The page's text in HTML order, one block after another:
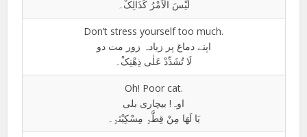
لَیْسَ الْاَمْرُ کَذَالِکْ۔
Don’t stress yourself too much.
اپنے دماغ پر زیادہ زور مت دو
لَا تُشَدِّدْ عَلٰی ذِھْنِکْ۔
Oh! Poor cat.
اوہ! بیچاری بلی
یَا لَھَا مِنْ قِطَّۃٍ مِسْکِیْنَۃٍ۔